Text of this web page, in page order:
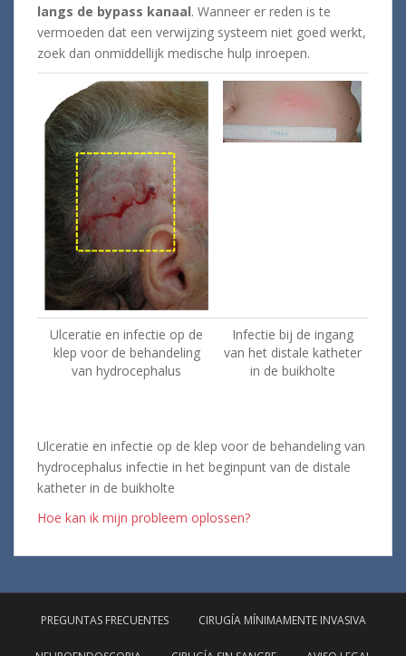
langs de bypass kanaal. Wanneer er reden is te
vermoeden dat een verwijzing systeem niet goed werkt,
zoek dan onmiddellijk medische hulp inroepen.
Ulceratie en infectie op de
klep voor de behandeling
van hydrocephalus
Infectie bij de ingang
van het distale katheter
in de buikholte
Ulceratie en infectie op de klep voor de behandeling van
hydrocephalus infectie in het beginpunt van de distale
katheter in de buikholte
Hoe kan ik mijn probleem oplossen?
PREGUNTAS FRECUENTES CIRUGÍA MÍNIMAMENTE INVASIVA